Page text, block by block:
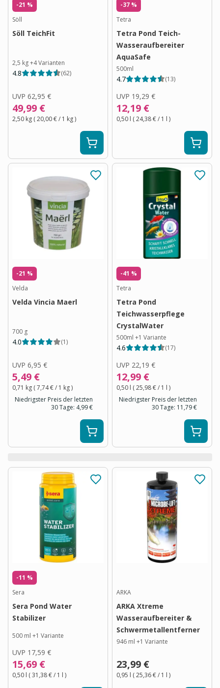
-21 %
Söll
Söll TeichFit
2,5 kg+4Varianten
4.8 (62)
UVP 62,95 €
49,99 €
2,50 kg (20,00 €/ 1 kg)
-37 %
Tetra
Tetra Pond Teich-
Wasseraufbereiter
AquaSafe
500ml
4.7 (13)
UVP 19,29 €
12,19 €
0,50 l (24,38 €/ 1 l )
-21 %
Velda
Velda Vincia Maerl
700 g
4.0 (1)
UVP 6,95 €
5,49 €
0,71 kg (7,74 €/ 1 kg)
Niedrigster Preis der letzten
30 Tage: 4,99 €
-41 %
Tetra
Tetra Pond
Teichwasserpflege
CrystalWater
500ml +1 Variante
4.6 (17)
UVP 22,19 €
12,99 €
0,50 l (25,98 €/ 1 l )
Niedrigster Preis der letzten
30 Tage: 11,79 €
-11 %
Sera
Sera Pond Water
Stabilizer
500 ml +1 Variante
UVP 17,59 €
15,69 €
0,50 l (31,38 €/ 1 l )
ARKA
ARKA Xtreme
Wasseraufbereiter &
Schwermetallentferner
946 ml +1 Variante
23,99 €
0,95 l (25,36 €/ 1 l )